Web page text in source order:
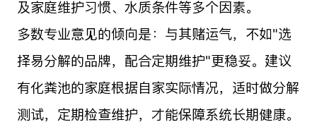
及家庭维护习惯、水质条件等多个因素。
多数专业意见的倾向是：与其赌运气，不如"选
择易分解的品牌，配合定期维护"更稳妥。建议
有化粪池的家庭根据自家实际情况，适时做分解
测试，定期检查维护，才能保障系统长期健康。